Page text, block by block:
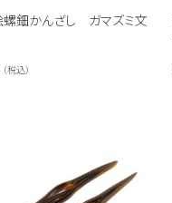
螺鈿かんざし ガマズミ文
税込